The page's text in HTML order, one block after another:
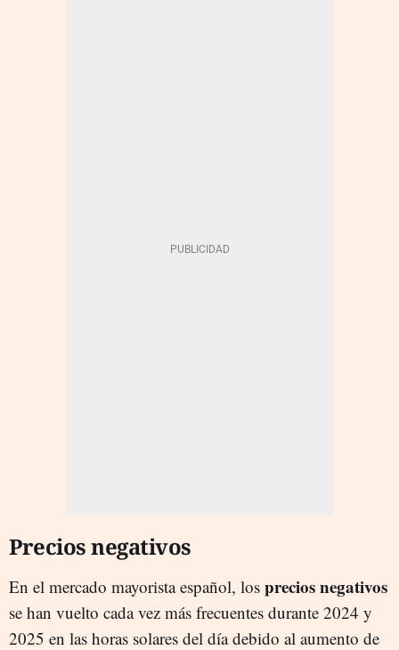
Precios negativos
En el mercado mayorista español, los precios negativos
se han vuelto cada vez más frecuentes durante 2024 y
2025 en las horas solares del día debido al aumento de